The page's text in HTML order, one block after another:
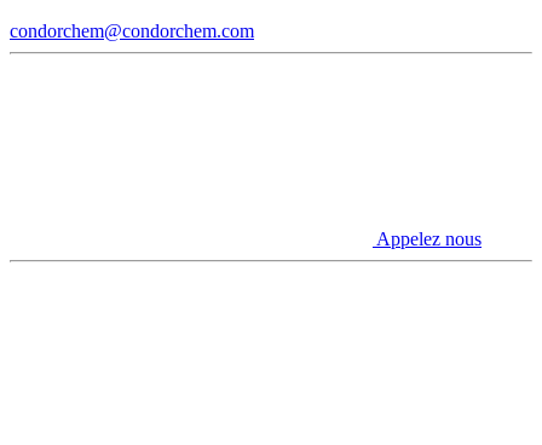
condorchem@condorchem.com
Appelez nous